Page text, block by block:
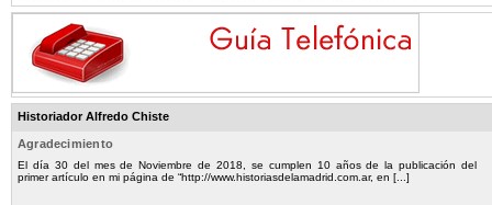
Historiador Alfredo Chiste
Agradecimiento
El día 30 del mes de Noviembre de 2018, se cumplen 10 años de la publicación del
primer artículo en mi página de “http://www.historiasdelamadrid.com.ar, en [...]